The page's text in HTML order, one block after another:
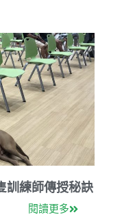
訓練師傳授秘訣
閱讀更多